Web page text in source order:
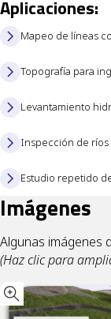
Aplicaciones:
Mapeo de líneas
Topografía para
Levantamiento
Inspección de ríos
Estudio repetido
Imágenes
Algunas imágenes
(Haz clic para